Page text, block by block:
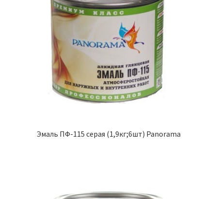
Эмаль ПФ-115 серая (1,9кг;6шт) Panorama